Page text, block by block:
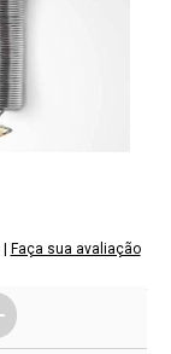
Faça sua avaliação